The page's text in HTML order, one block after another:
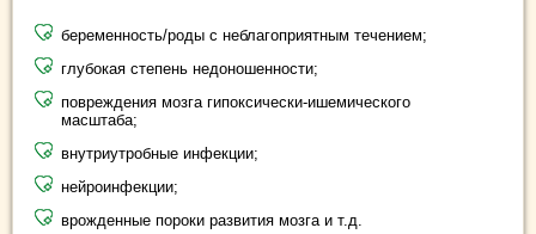
беременность/роды с неблагоприятным течением;
глубокая степень недоношенности;
повреждения мозга гипоксически-ишемического
масштаба;
внутриутробные инфекции;
нейроинфекции;
врожденные пороки развития мозга и т.д.